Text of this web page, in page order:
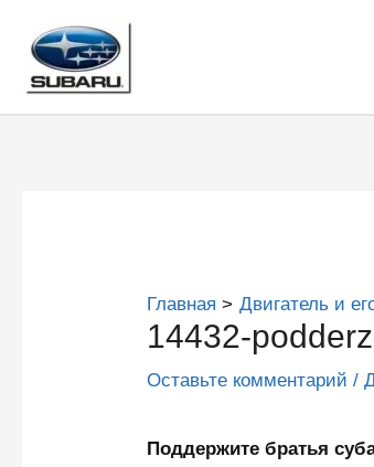
содержимому
Главная Двигатель и
14432-
Оставьте комментарий /
Поддержите братья